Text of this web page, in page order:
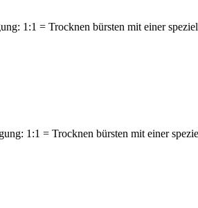
1:1 = Trocknen bürsten mit einer
1:1 = Trocknen bürsten mit einer